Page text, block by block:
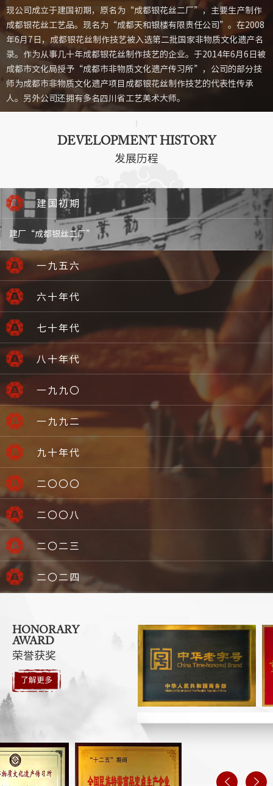
现公司成立于建国初期，原名为“成都银花丝二厂”，主要生产制作
成都银花丝工艺品。现名为“成都天和银楼有限责任公司”。在2008
年6月7日，成都银花丝制作技艺被入选第二批国家非物质文化遗产名
录。作为从事几十年成都银花丝制作技艺的企业。于2014年6月6日被
成都市文化局授予“成都市非物质文化遗产传习所”，公司的部分技
师为成都市非物质文化遗产项目成都银花丝制作技艺的代表性传承
人。另外公司还拥有多名四川省工艺美术大师。
DEVELOPMENT HISTORY
发展历程
建国初期
建厂“成都银丝二厂”
一九五六
六十年代
七十年代
八十年代
一九九〇
一九九二
九十年代
二〇〇〇
二〇〇八
二〇二三
二〇二四
HONORARY
AWARD
荣誉获奖
了解更多